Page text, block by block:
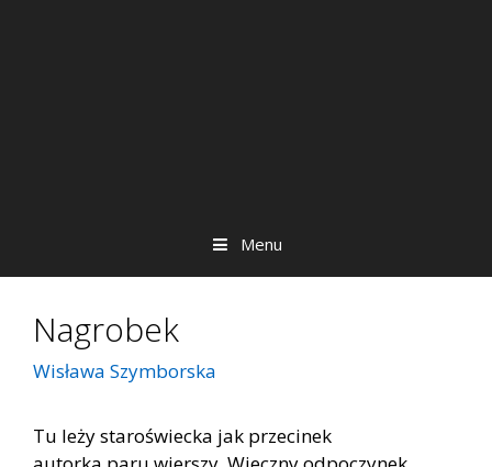
Menu
Nagrobek
Wisława Szymborska
Tu leży sta­ro­świec­ka jak prze­ci­nek